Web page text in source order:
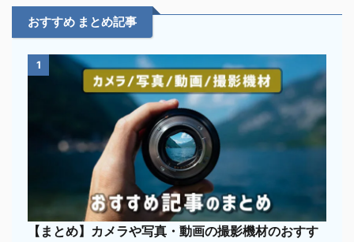
おすすめ まとめ記事
1
【まとめ】カメラや写真・動画の撮影機材のおすす